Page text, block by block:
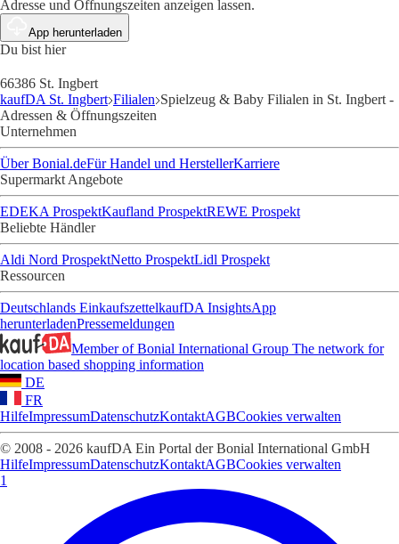
Adresse und Öffnungszeiten anzeigen lassen.
App herunterladen
Du bist hier
66386 St. Ingbert
kaufDA St. Ingbert Filialen Spielzeug & Baby Filialen in St. Ingbert -
Adressen & Öffnungszeiten
Unternehmen
Über Bonial.deFür Handel und HerstellerKarriere
Supermarkt Angebote
EDEKA ProspektKaufland ProspektREWE Prospekt
Beliebte Händler
Aldi Nord ProspektNetto ProspektLidl Prospekt
Ressourcen
Deutschlands EinkaufszettelkaufDA InsightsApp
herunterladenPressemeldungen
Member of Bonial International Group The network for
location based shopping information
DE
FR
HilfeImpressumDatenschutzKontaktAGBCookies verwalten
© 2008 - 2026 kaufDA Ein Portal der Bonial International GmbH
HilfeImpressumDatenschutzKontaktAGBCookies verwalten
1